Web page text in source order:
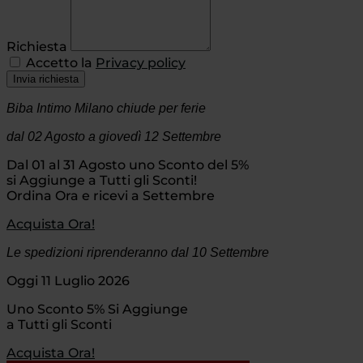
Richiesta
Accetto la Privacy policy
Invia richiesta
Biba Intimo Milano chiude per ferie
dal 02 Agosto a giovedì 12 Settembre
Dal 01 al 31 Agosto uno Sconto del 5%
si Aggiunge a Tutti gli Sconti!
Ordina Ora e ricevi a Settembre
Acquista Ora!
Le spedizioni riprenderanno dal 10 Settembre
Oggi 11 Luglio 2026
Uno Sconto 5% Si Aggiunge
a Tutti gli Sconti
Acquista Ora!